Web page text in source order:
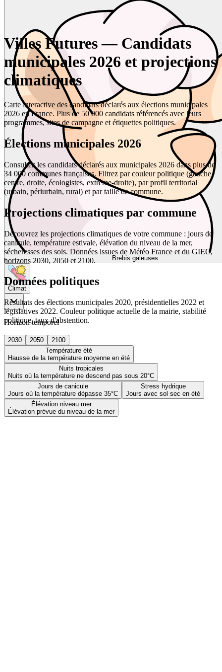
Brebis galeuses
Climat
Horizon temporel
2030 2050
2100
Température été
Hausse de la température moyenne en été
Nuits tropicales
Nuits où la température ne descend pas sous 20°C
Jours de canicule
Jours où la température dépasse 35°C
Stress hydrique
Jours avec sol sec en été
Élévation niveau mer
Élévation prévue du niveau de la mer
Villes Futures — Candidats
municipales 2026 et projections
climatiques
Carte interactive des candidats déclarés aux élections municipales
2026 en France. Plus de 50 000 candidats référencés avec leurs
programmes, sites de campagne et étiquettes politiques.
Élections municipales 2026
Consultez les candidats déclarés aux municipales 2026 dans plus de
34 000 communes françaises. Filtrez par couleur politique (gauche,
centre, droite, écologistes, extrême-droite), par profil territorial
(urbain, périurbain, rural) et par taille de commune.
Projections climatiques par commune
Découvrez les projections climatiques de votre commune : jours de
canicule, température estivale, élévation du niveau de la mer,
sécheresses des sols. Données issues de Météo France et du GIEC,
horizons 2030, 2050 et 2100.
Données politiques
Résultats des élections municipales 2020, présidentielles 2022 et
législatives 2022. Couleur politique actuelle de la mairie, stabilité
politique, taux d'abstention.